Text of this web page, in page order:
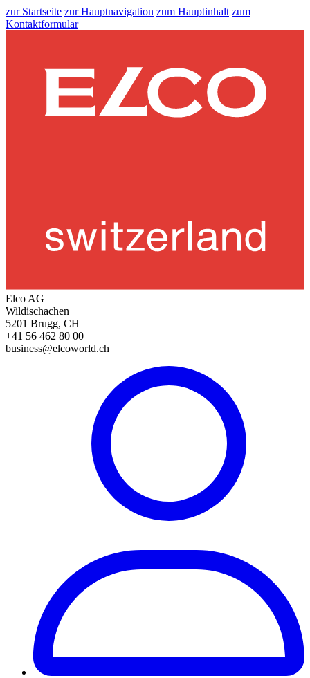
zur Startseite zur Hauptnavigation zum Hauptinhalt zum
Kontaktformular
Elco AG
Wildischachen
5201 Brugg, CH
+41 56 462 80 00
business@elcoworld.ch